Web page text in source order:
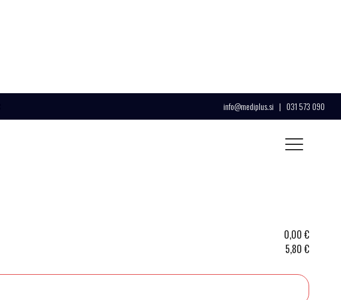
info@mediplus.si | 031 573 090
0,00 €
5,80 €